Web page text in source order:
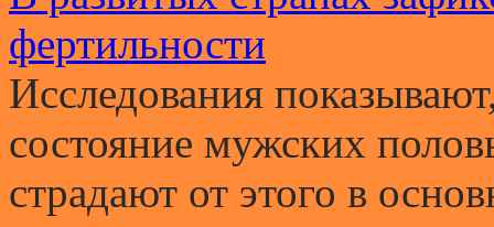
фертильности
Исследования
состояние мужских
страдают от этого в